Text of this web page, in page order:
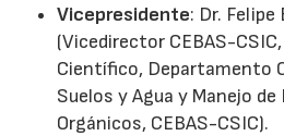
Vicepresidente: Dr.
(Vicedirector CEBAS-
Científico, Departamento
Suelos y Agua y Manejo de
Orgánicos, CEBAS-CSIC).